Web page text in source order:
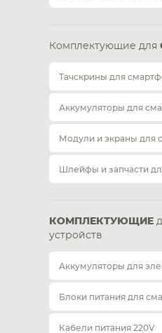
Комплектующие для
Тачскрины для
Аккумуляторы для
Модули и экраны для
Шлейфы и запчасти
КОМПЛЕКТУЮЩИЕ
устройств
Аккумуляторы для
Блоки питания для
Кабели питания 220V